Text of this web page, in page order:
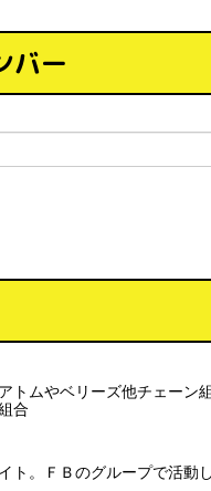
バー
トムやベリーズ他チェーン
合
ト。ＦＢのグループで活動